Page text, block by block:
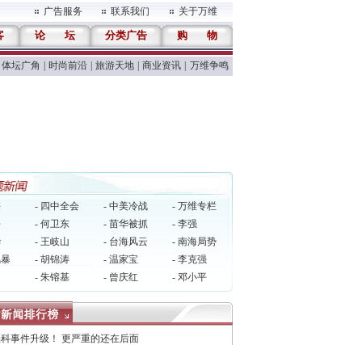
广告服务 联系我们 关于万维
论 坛 分类广告 购 物
体坛广角 时尚前沿 旅游天地 商业资讯 万维争鸣
- 四中全会 - 中美冷战
- 万维专栏
- 何卫东 - 苗华被抓
- 李强
- 王岐山 - 台海风云
- 南海局势
- 胡锦涛 - 温家宝
- 李克强
- 朱镕基 - 曾庆红 - 邓小平
事件升级！ 更严重的还在后面